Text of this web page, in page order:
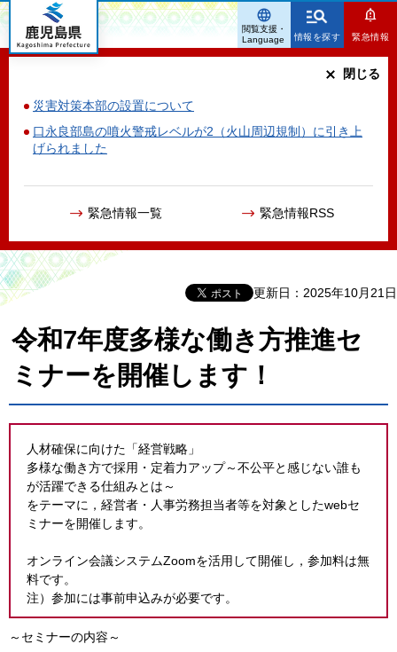
鹿児島県
情報を探す 緊急情報
災害対策本部の設置について
口永良部島の噴火警戒レベルが2（火山周辺規制）に引き上
げられました
緊急情報一覧 緊急情報RSS
閉じる
閲覧支援・
Language
更新日：2025年10月21日
令和7年度多様な働き方推進セ
ミナーを開催します！
人材確保に向けた「経営戦略」
多様な働き方で採用・定着力アップ～不公平と感じない誰も
が活躍できる仕組みとは～
をテーマに，経営者・人事労務担当者等を対象としたwebセ
ミナーを開催します。
オンライン会議システムZoomを活用して開催し，参加料は無
料です。
注）参加には事前申込みが必要です。
～セミナーの内容～